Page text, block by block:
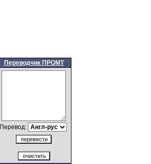
Переводчик ПРОМТ
Перевод: